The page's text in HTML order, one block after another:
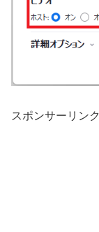
スポンサーリンク